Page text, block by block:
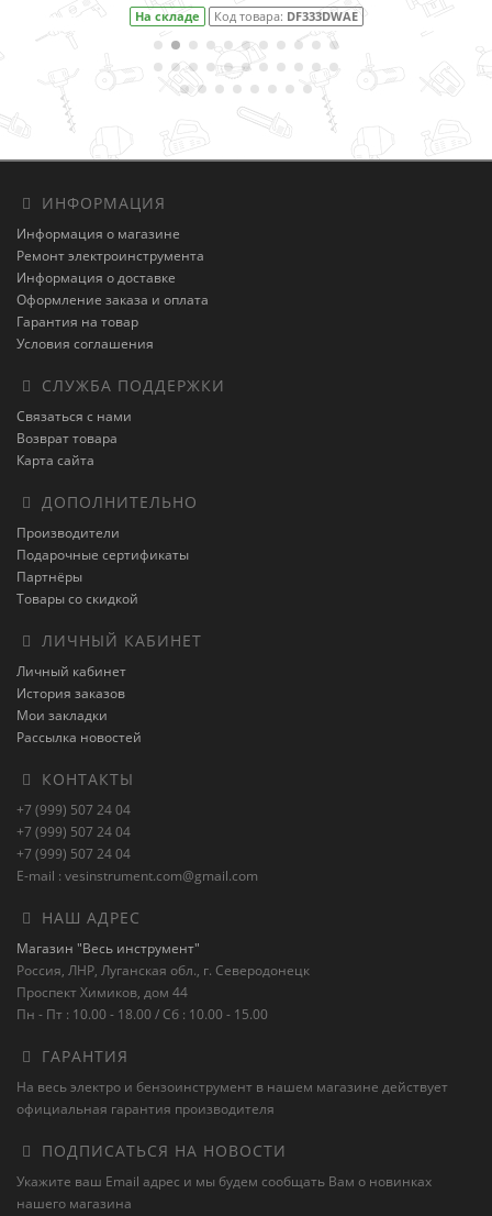
На складе Код товара: DF333DWAE
ИНФОРМАЦИЯ
Информация о магазине
Ремонт электроинструмента
Информация о доставке
Оформление заказа и оплата
Гарантия на товар
Условия соглашения
СЛУЖБА ПОДДЕРЖКИ
Связаться с нами
Возврат товара
Карта сайта
ДОПОЛНИТЕЛЬНО
Производители
Подарочные сертификаты
Партнёры
Товары со скидкой
ЛИЧНЫЙ КАБИНЕТ
Личный кабинет
История заказов
Мои закладки
Рассылка новостей
КОНТАКТЫ
+7 (999) 507 24 04
+7 (999) 507 24 04
+7 (999) 507 24 04
E-mail : vesinstrument.com@gmail.com
НАШ АДРЕС
Магазин "Весь инструмент"
Россия, ЛНР, Луганская обл., г. Северодонецк
Проспект Химиков, дом 44
Пн - Пт : 10.00 - 18.00 / Сб : 10.00 - 15.00
ГАРАНТИЯ
На весь электро и бензоинструмент в нашем магазине действует
официальная гарантия производителя
ПОДПИСАТЬСЯ НА НОВОСТИ
Укажите ваш Email адрес и мы будем сообщать Вам о новинках
нашего магазина